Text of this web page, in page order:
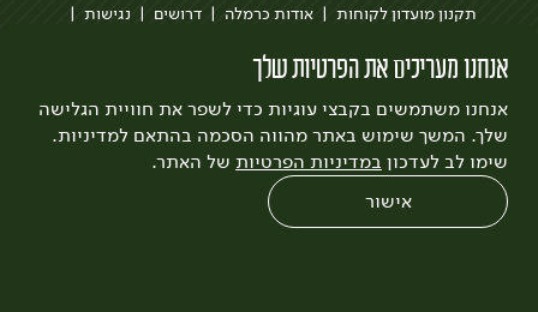
אנחנו מעריכים את הפרטיות שלך
אנחנו משתמשים בקבצי עוגיות כדי לשפר את חוויית הגלישה
שלך. המשך שימוש באתר מהווה הסכמה בהתאם למדיניות.
שימו לב לעדכון במדיניות הפרטיות של האתר.
אישור
תקנון מועדון לקוחות
אודות כרמלה דרושים
נגישות
לצפייה בעדכון מדיניות פרטיות
עיצוב:3bears פיתוח:Quatro